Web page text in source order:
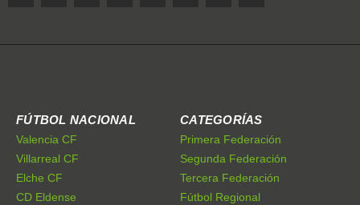
FÚTBOL NACIONAL
Valencia CF
Villarreal CF
Elche CF
CD Eldense
CATEGORÍAS
Primera Federación
Segunda Federación
Tercera Federación
Fútbol Regional